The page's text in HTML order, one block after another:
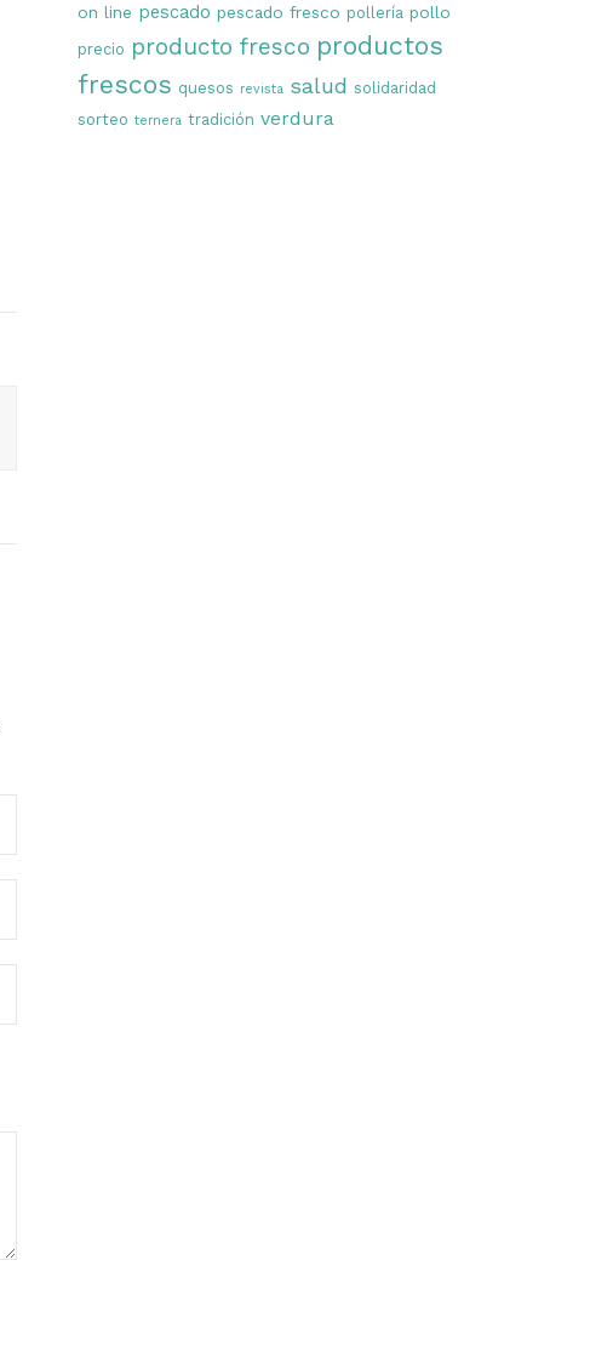
on line pescado pescado fresco pollería pollo
precio producto fresco productos
frescos quesos revista salud solidaridad
sorteo ternera tradición verdura